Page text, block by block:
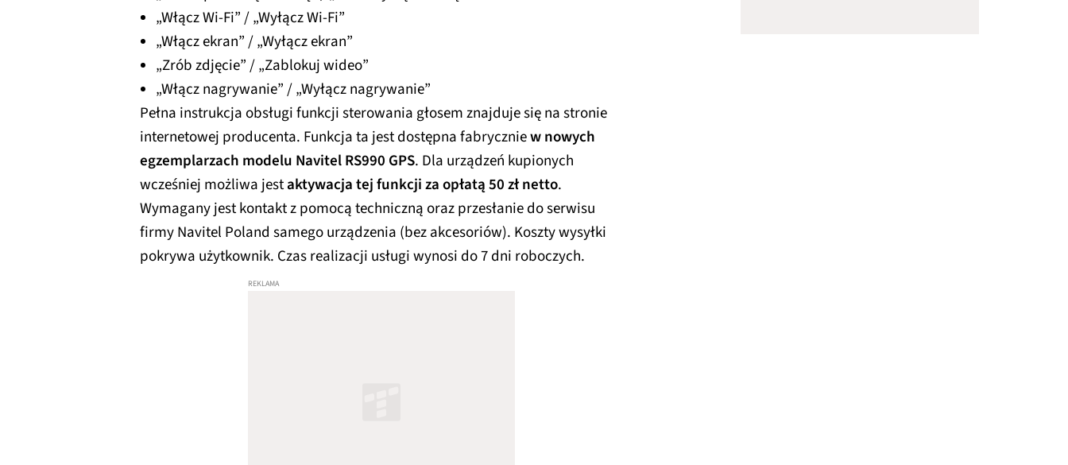
„Włącz Wi-Fi” / „Wyłącz Wi-Fi”
„Włącz ekran” / „Wyłącz ekran”
„Zrób zdjęcie” / „Zablokuj wideo”
„Włącz nagrywanie” / „Wyłącz nagrywanie”
Pełna instrukcja obsługi funkcji sterowania głosem znajduje się na stronie
internetowej producenta. Funkcja ta jest dostępna fabryczniew nowych
egzemplarzach modelu Navitel RS990 GPS. Dla urządzeń kupionych
wcześniej możliwa jestaktywacja tej funkcji za opłatą 50 zł netto.
Wymagany jest kontakt z pomocą techniczną oraz przesłanie do serwisu
firmy Navitel Poland samego urządzenia (bez akcesoriów). Koszty wysyłki
pokrywa użytkownik. Czas realizacji usługi wynosi do 7 dni roboczych.